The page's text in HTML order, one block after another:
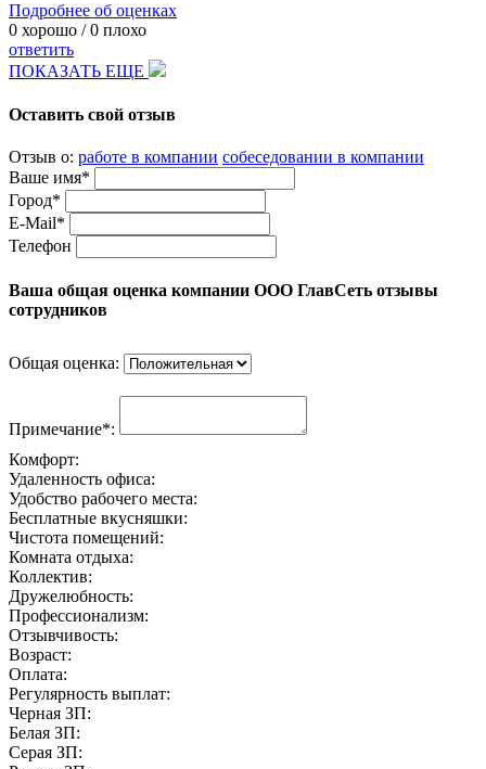
Подробнее об оценках
0 хорошо /0 плохо
ответить
ПОКАЗАТЬ ЕЩЕ
Оставить свой отзыв
Отзыв о: работе в компании собеседовании в компании
Ваше имя*
Город*
E-Mail*
Телефон
Ваша общая оценка компании ООО ГлавСеть отзывы
сотрудников
Общая оценка:
Примечание*:
Комфорт:
Удаленность офиса:
Удобство рабочего места:
Бесплатные вкусняшки:
Чистота помещений:
Комната отдыха:
Коллектив:
Дружелюбность:
Профессионализм:
Отзывчивость:
Возраст:
Оплата:
Регулярность выплат:
Черная ЗП:
Белая ЗП:
Серая ЗП: